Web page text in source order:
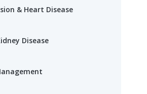
& Heart Disease
Disease